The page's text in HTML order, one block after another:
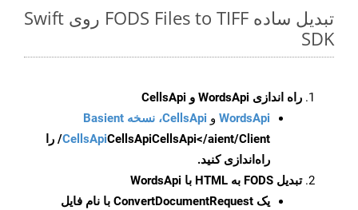
تبدیل ساده FODS Files to TIFF روی Swift
SDK
راه اندازی WordsApi و CellsApi
WordsApi و CellsApi، نسخه Basient
CellsApiCellsApi
CellsApi</aient/Client/ را
راه‌اندازی کنید.
تبدیل FODS به HTML با WordsApi
یک ConvertDocumentRequest با نام فایل